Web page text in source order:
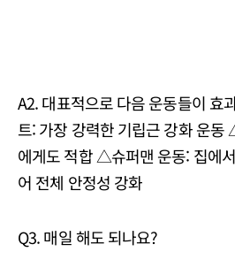
A2. 대표적으로 다음 운동들이
트: 가장 강력한 기립근 강화 운
에게도 적합 △슈퍼맨 운동: 집에
어 전체 안정성 강화
Q3. 매일 해도 되나요?